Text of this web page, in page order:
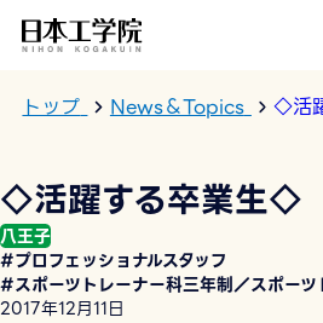
トップ News＆Topics ◇活
◇活躍する卒業生◇
八王子
#プロフェッショナルスタッフ
#スポーツトレーナー科三年制／スポーツ
2017年12月11日